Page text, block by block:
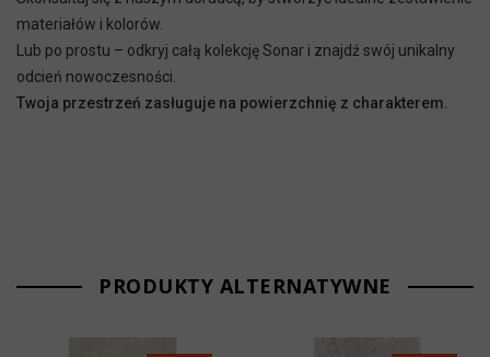
materiałów i kolorów.
Lub po prostu – odkryj całą kolekcję Sonar i znajdź swój unikalny
odcień nowoczesności.
Twoja przestrzeń zasługuje na powierzchnię z charakterem.
PRODUKTY ALTERNATYWNE